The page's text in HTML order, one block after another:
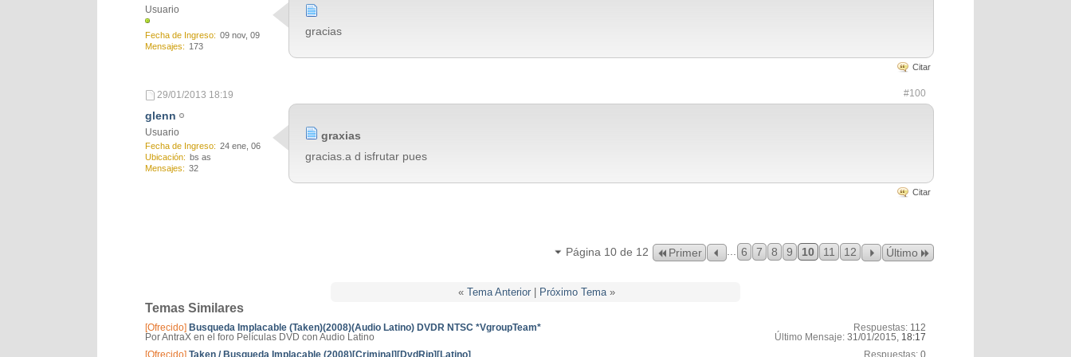
Usuario
Fecha de Ingreso
09 nov, 09
Mensajes
173
gracias
Citar
29/01/2013 18:19 #100
glenn
Usuario
Fecha de Ingreso
24 ene, 06
Ubicación
bs as
Mensajes
32
graxias
gracias.a d isfrutar pues
Citar
Página 10 de 12 Primer 6 7 8 9 10 11 12 Último
« Tema Anterior| Próximo Tema »
Temas Similares
[Ofrecido] Busqueda Implacable (Taken)(2008)(Audio Latino) DVDR NTSC *VgroupTeam*
Por AntraX en el foro Películas DVD con Audio Latino
Respuestas: 112
Último Mensaje: 31/01/2015, 18:17
[Ofrecido] Taken / Busqueda Implacable (2008)[Criminal][DvdRip][Latino] Respuestas: 0